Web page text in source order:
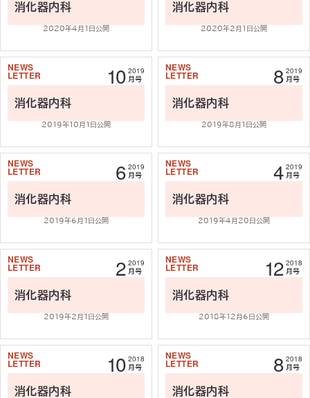
消化器内科
2020年4月1日公開
消化器内科
2020年2月1日公開
2019
10 月号
消化器内科
2019年10月1日公開
記事を読む 2019
8 月号
消化器内科
2019年8月1日公開
記事を読む
2019
6 月号
消化器内科
2019年6月1日公開
記事を読む 2019
4 月号
消化器内科
2019年4月20日公開
記事を読む
2019
2 月号
消化器内科
2019年2月1日公開
記事を読む 2018
12 月号
消化器内科
2018年12月6日公開
記事を読む
2018
10 月号
消化器内科
記事を読む 2018
8 月号
消化器内科
記事を読む